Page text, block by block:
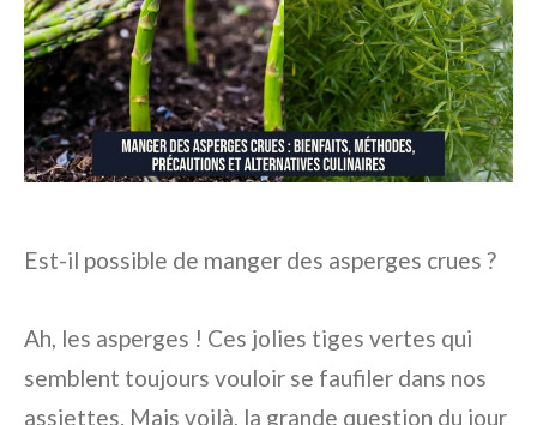
Est-il possible de manger des asperges crues ?
Ah, les asperges ! Ces jolies tiges vertes qui
semblent toujours vouloir se faufiler dans nos
assiettes. Mais voilà, la grande question du jour